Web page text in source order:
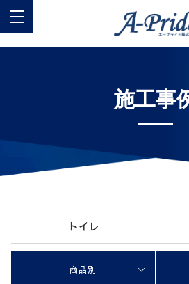
施工事
トイレ
商品別